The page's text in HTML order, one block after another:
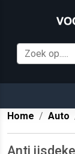
Home
Auto
Anti